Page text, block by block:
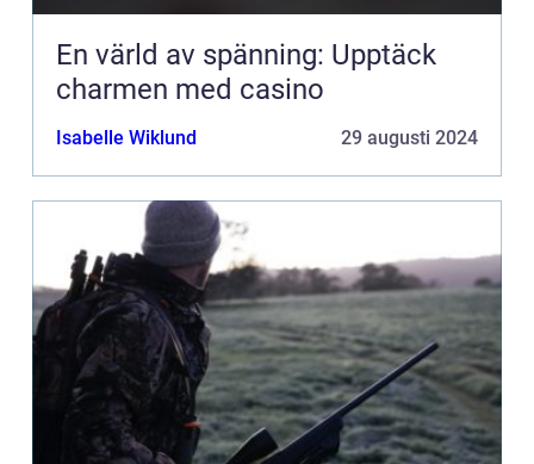
En värld av spänning: Upptäck
charmen med casino
Isabelle Wiklund 29 augusti 2024